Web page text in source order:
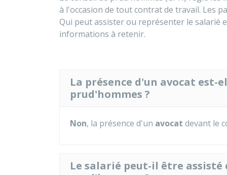
à l'occasion de tout contrat de travail. Les
Qui peut assister ou représenter le salarié
informations à retenir.
La présence d'un avocat
prud'hommes ?
Non, la présence d'un avocat devant le
Le salarié peut-il être assisté